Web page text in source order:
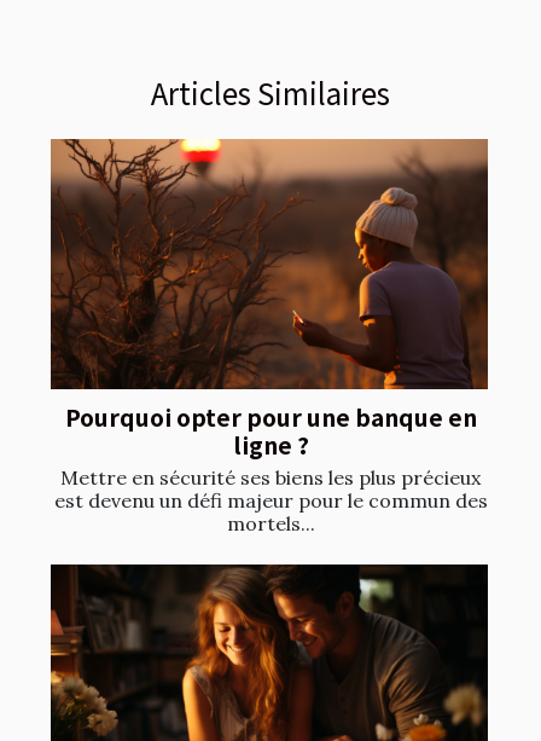
Articles Similaires
Pourquoi opter pour une banque en
ligne ?
Mettre en sécurité ses biens les plus précieux
est devenu un défi majeur pour le commun des
mortels...